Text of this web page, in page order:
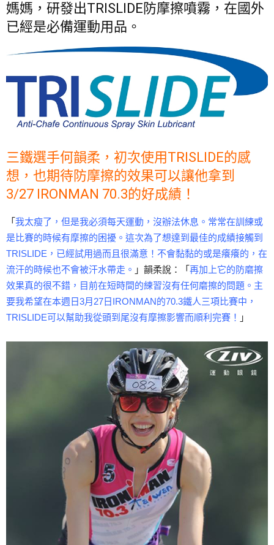
媽媽，研發出TRISLIDE防摩擦噴霧，在國外
已經是必備運動用品。
三鐵選手何韻柔，初次使用TRISLIDE的感
想，也期待防摩擦的效果可以讓他拿到
3/27 IRONMAN 70.3的好成績！
「 我太瘦了，但是我必須每天運動，沒辦法休息。常常在訓練或
是比賽的時候有摩擦的困擾。這次為了想達到最佳的成績接觸到
TRISLIDE，已經試用過而且很滿意！不會黏黏的或是癢癢的，在
流汗的時候也不會被汗水帶走。 」韻柔說：「 再加上它的防磨擦
效果真的很不錯，目前在短時間的練習沒有任何磨擦的問題。主
要我希望在本週日3月27日IRONMAN的70.3鐵人三項比賽中，
TRISLIDE可以幫助我從頭到尾沒有摩擦影響而順利完賽！ 」